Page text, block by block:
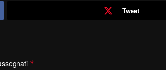
Tweet
*